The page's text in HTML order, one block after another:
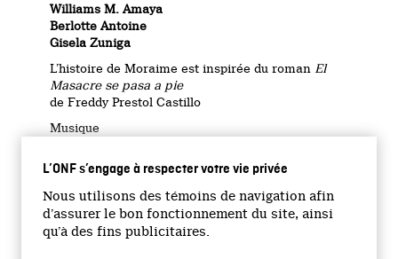
L’ONF s’engage à respecter votre vie privée
Nous utilisons des témoins de navigation afin
d’assurer le bon fonctionnement du site, ainsi
qu’à des fins publicitaires.
Williams M. Amaya
Berlotte Antoine
Gisela Zuniga
L’histoire de Moraime est inspirée du roman El
Masacre se pasa a pie
de Freddy Prestol Castillo
Musique
avec
Adrian Cook– clarinette, clarinette basse
Dennis Patterson – Big Smoke Audio